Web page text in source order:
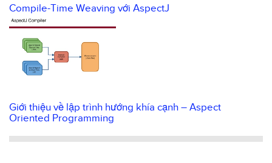
Compile-Time Weaving với AspectJ
Giới thiệu về lập trình hướng khía cạnh – Aspect
Oriented Programming